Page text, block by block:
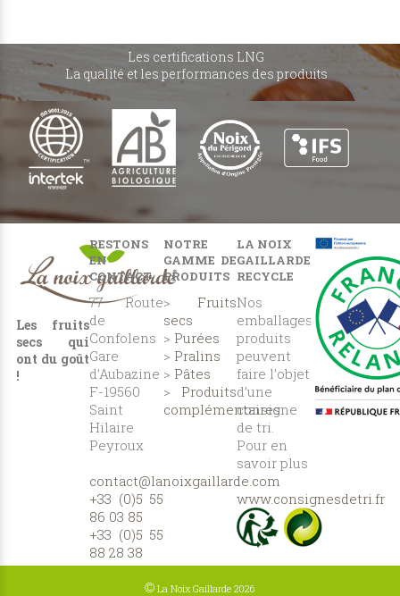
Les certifications LNG
La qualité et les performances des produits
Les fruits
secs qui
ont du goût
!
RESTONS
EN
CONTACT
77 Route
de
Confolens
Gare
d’Aubazine
F-19560
Saint
Hilaire
Peyroux
contact@lanoixgaillarde.com
+33 (0)5 55
86 03 85
+33 (0)5 55
88 28 38
NOTRE
GAMME DE
PRODUITS
> Fruits
secs
> Purées
> Pralins
> Pâtes
> Produits
complémentaires
LA NOIX
GAILLARDE
RECYCLE
Nos
emballages
produits
peuvent
faire l’objet
d’une
consigne
de tri.
Pour en
savoir plus
:
www.consignesdetri.fr
© La Noix Gaillarde 2026